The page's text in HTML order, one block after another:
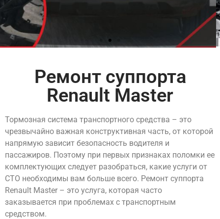
Ремонт суппорта
Renault Master
Тормозная система транспортного средства – это
чрезвычайно важная конструктивная часть, от которой
напрямую зависит безопасность водителя и
пассажиров. Поэтому при первых признаках поломки ее
комплектующих следует разобраться, какие услуги от
СТО необходимы вам больше всего. Ремонт суппорта
Renault Master – это услуга, которая часто
заказывается при проблемах с транспортным
средством.